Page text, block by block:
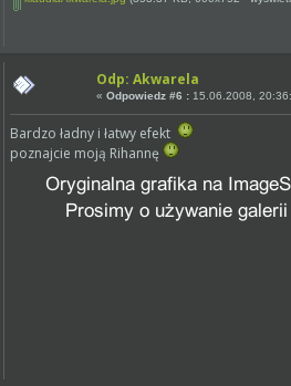
Odp: Akwarela
«Odpowiedz #6 : 15.06.2008,
Bardzo ładny i łatwy efekt
poznajcie moją Rihannę